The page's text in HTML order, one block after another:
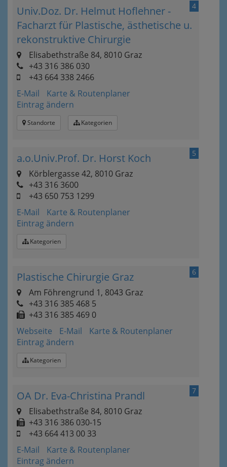
4
Univ.Doz. Dr. Helmut Hoflehner -
Facharzt für Plastische, ästhetische u.
rekonstruktive Chirurgie
Elisabethstraße 84, 8010 Graz
+43 316 386 030
+43 664 338 2466
E-Mail
Karte & Routenplaner
Eintrag ändern
Standorte Kategorien
5
a.o.Univ.Prof. Dr. Horst Koch
Körblergasse 42, 8010 Graz
+43 316 3600
+43 650 753 1299
E-Mail
Karte & Routenplaner
Eintrag ändern
Kategorien
6
Plastische Chirurgie Graz
Am Föhrengrund 1, 8043 Graz
+43 316 385 468 5
+43 316 385 469 0
Webseite
E-Mail
Karte & Routenplaner
Eintrag ändern
Kategorien
7
OA Dr. Eva-Christina Prandl
Elisabethstraße 84, 8010 Graz
+43 316 386 030-15
+43 664 413 00 33
E-Mail
Karte & Routenplaner
Eintrag ändern